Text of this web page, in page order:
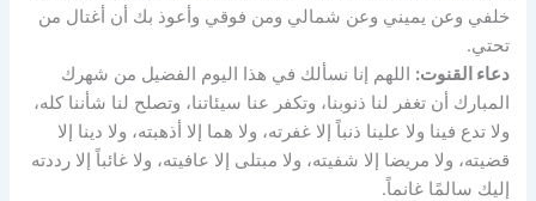
خلفي وعن يميني وعن شمالي ومن فوقي وأعوذ بك أن أغتال من
تحتي.
دعاء القنوت: اللهم إنا نسألك في هذا اليوم الفضيل من شهرك
المبارك أن تغفر لنا ذنوبنا، وتكفر عنا سيئاتنا، وتصلح لنا شأننا كله،
ولا تدع فينا ولا علينا ذنباً إلا غفرته، ولا هما إلا أذهبته، ولا دينا إلا
قضيته، ولا مريضا إلا شفيته، ولا مبتلى إلا عافيته، ولا غائباً إلا رددته
إليك سالمًا غانماً.